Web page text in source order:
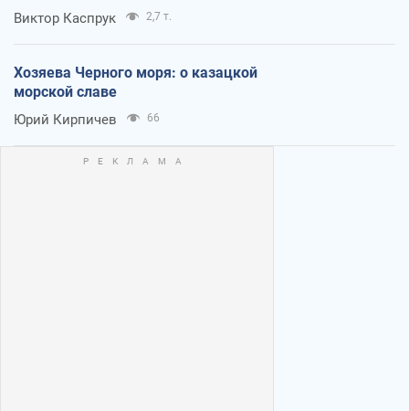
Виктор Каспрук 2,7 т.
Хозяева Черного моря: о казацкой
морской славе
Юрий Кирпичев 66